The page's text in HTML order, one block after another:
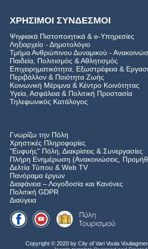
ΧΡΗΣΙΜΟΙ ΣΥΝΔΕΣΜΟΙ
Ψηφιακά Πιστοποιητικά & e-Υπηρεσίες
Ληξιαρχείο - Δημοτολόγιο
Τμήμα Ανθρώπινου Δυναμικού -
Παιδεία, Πολιτισμός & Αθλητισμός
Επιχειρηματικότητα, Εξωστρέφεια &
Περιβάλλον & Ποιότητα Ζωής
Kοινωνική Μέριμνα & Κέντρο Κοινότητας
Υγεία, Ασφάλεια & Πολιτική Προστασία
Τηλεφωνικός Κατάλογος
Γνωρίζω την Πόλη
Χρηστικές Πληροφορίες
"Ευφυής" Πόλη, Διακρίσεις & Συνεργασίες
Πλήρη Ενημέρωση (Ανακοινώσεις,
Δελτία Τύπου & Web TV
Πανόραμα έργων
Διαφάνεια – Λογοδοσία και Κανόνες
Πολιτική GDPR
Διαύγεια
Copyright © 2020 by City of Vari Voula